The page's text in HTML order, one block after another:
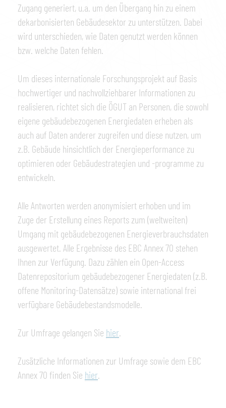
Zugang generiert, u.a. um den Übergang hin zu einem
dekarbonisierten Gebäudesektor zu unterstützen. Dabei
wird unterschieden, wie Daten genutzt werden können
bzw. welche Daten fehlen.
Um dieses internationale Forschungsprojekt auf Basis
hochwertiger und nachvollziehbarer Informationen zu
realisieren, richtet sich die ÖGUT an Personen, die sowohl
eigene gebäudebezogenen Energiedaten erheben als
auch auf Daten anderer zugreifen und diese nutzen, um
z.B. Gebäude hinsichtlich der Energieperformance zu
optimieren oder Gebäudestrategien und -programme zu
entwickeln.
Alle Antworten werden anonymisiert erhoben und im
Zuge der Erstellung eines Reports zum (weltweiten)
Umgang mit gebäudebezogenen Energieverbrauchsdaten
ausgewertet. Alle Ergebnisse des EBC Annex 70 stehen
Ihnen zur Verfügung. Dazu zählen ein Open-Access
Datenrepositorium gebäudebezogener Energiedaten (z.B.
offene Monitoring-Datensätze) sowie international frei
verfügbare Gebäudebestandsmodelle.
Zur Umfrage gelangen Sie hier.
Zusätzliche Informationen zur Umfrage sowie dem EBC
Annex 70 finden Sie hier.